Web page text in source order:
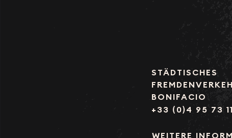
STÄDTISCHES
BONIFACIO
+33 (0)4 95 73
WEITERE